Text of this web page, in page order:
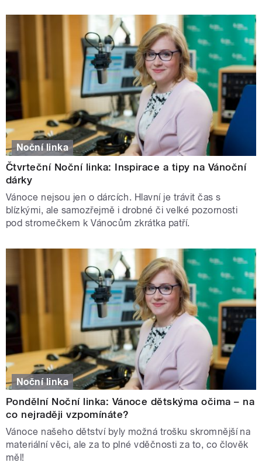
Noční linka
Čtvrteční Noční linka: Inspirace a tipy na Vánoční
dárky
Vánoce nejsou jen o dárcích. Hlavní je trávit čas s
blízkými, ale samozřejmě i drobné či velké pozornosti
pod stromečkem k Vánocům zkrátka patří.
Noční linka
Pondělní Noční linka: Vánoce dětskýma očima – na
co nejraději vzpomínáte?
Vánoce našeho dětství byly možná trošku skromnější na
materiální věci, ale za to plné vděčnosti za to, co člověk
měl!